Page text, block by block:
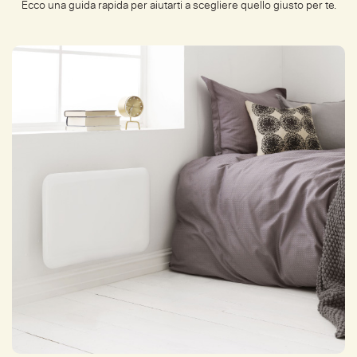
Ecco una guida rapida per aiutarti a scegliere quello giusto per te.